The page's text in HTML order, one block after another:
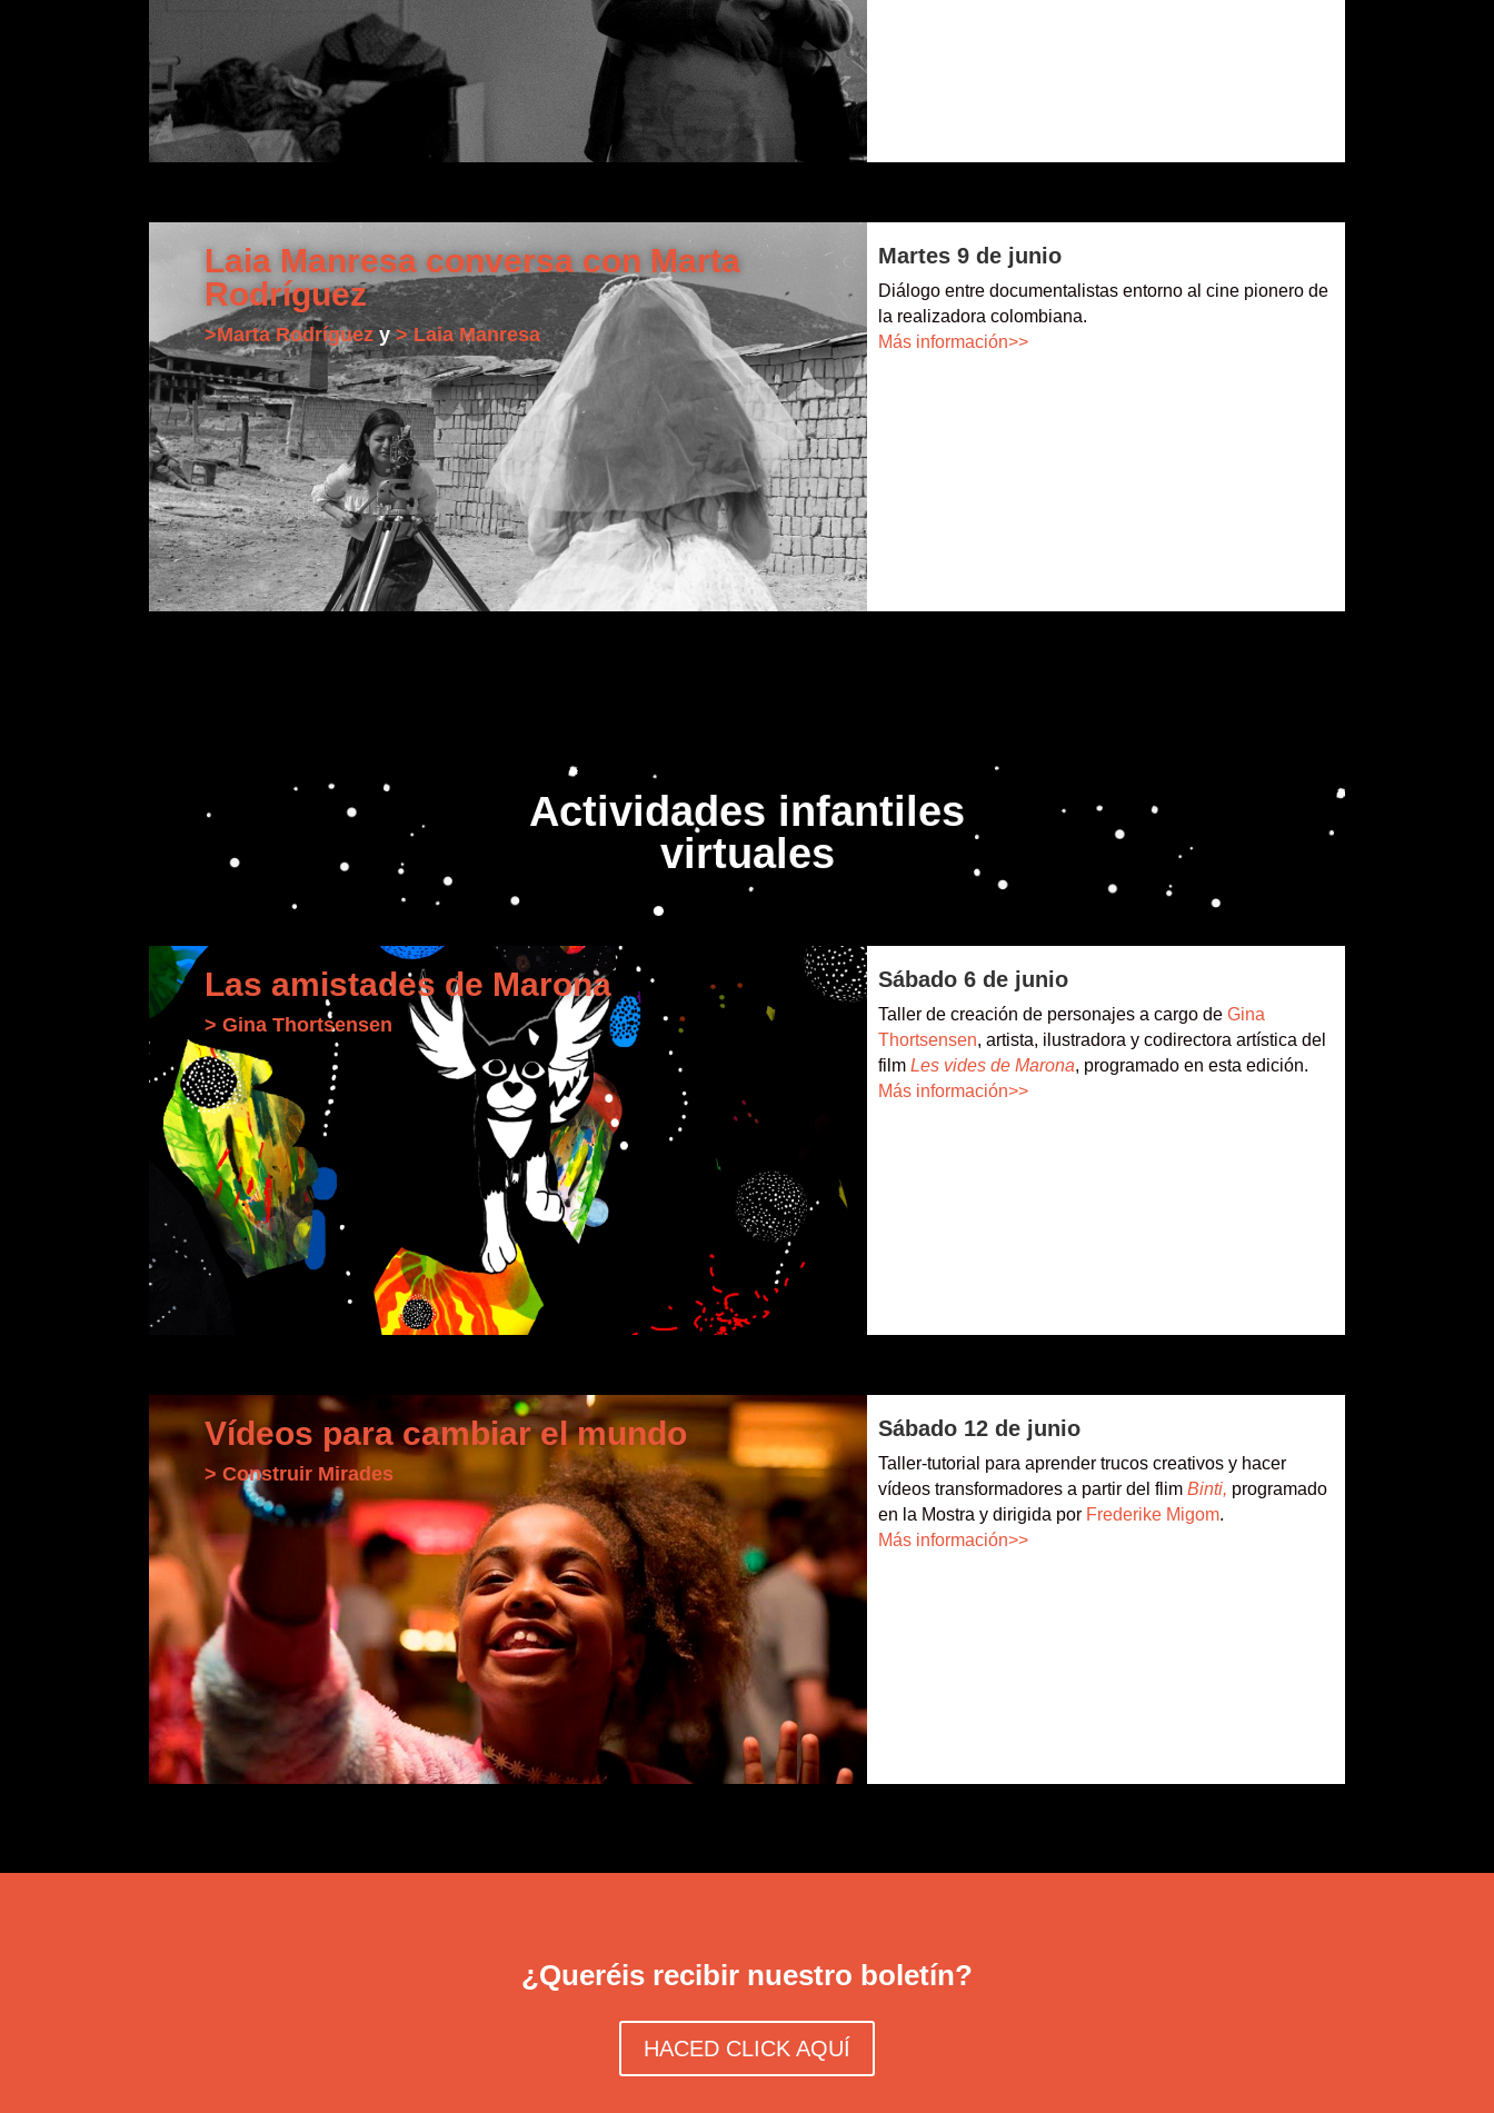
Laia Manresa conversa con Marta
Rodríguez
>Marta Rodríguez y> Laia Manresa
Martes 9 de junio
Diálogo entre documentalistas entorno al cine pionero de
la realizadora colombiana.
Más información>>
Actividades infantiles
virtuales
Las amistades de Marona
> Gina Thortsensen
Sábado 6 de junio
Taller de creación de personajes a cargo de Gina
Thortsensen, artista, ilustradora y codirectora artística del
film Les vides de Marona, programado en esta edición.
Más información>>
Vídeos para cambiar el mundo
> Construir Mirades
Sábado 12 de junio
Taller-tutorial para aprender trucos creativos y hacer
vídeos transformadores a partir del flim Binti, programado
en la Mostra y dirigida por Frederike Migom.
Más información>>
¿Queréis recibir nuestro boletín?
HACED CLICK AQUÍ